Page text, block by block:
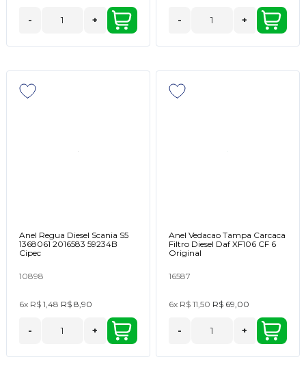
- + - +
Anel Regua Diesel Scania S5
1368061 2016583 59234B
Cipec
10898
6x R$ 1,48 R$ 8,90
- +
Anel Vedacao Tampa Carcaca
Filtro Diesel Daf XF106 CF 6
Original
16587
6x R$ 11,50 R$ 69,00
- +